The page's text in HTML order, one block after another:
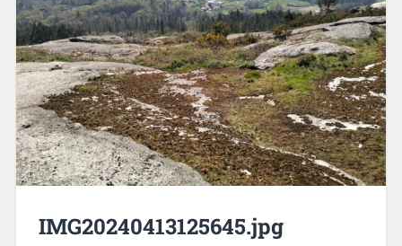
IMG20240413125645.jpg